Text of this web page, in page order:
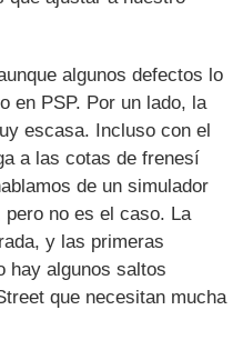
algunos defectos lo
en PSP. Por un lado, la
escasa. Incluso con el
a las cotas de frenesí
de un simulador
no es el caso. La
y las primeras
hay algunos saltos
que necesitan mucha